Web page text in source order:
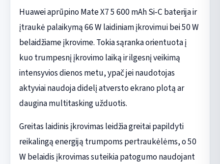
Huawei aprūpino Mate X7 5 600 mAh Si‑C baterija ir
įtraukė palaikymą 66 W laidiniam įkrovimui bei 50 W
belaidžiame įkrovime. Tokia sąranka orientuota į
kuo trumpesnį įkrovimo laiką ir ilgesnį veikimą
intensyvios dienos metu, ypač jei naudotojas
aktyviai naudoja didelį atversto ekrano plotą ar
daugina multitasking užduotis.
Greitas laidinis įkrovimas leidžia greitai papildyti
reikalingą energiją trumpoms pertraukėlėms, o 50
W belaidis įkrovimas suteikia patogumo naudojant